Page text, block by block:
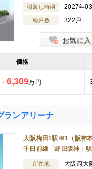
引渡し時期 2027年
総戸数 322戸
お気に
価格
6,309万円
ランアリーナ
大阪梅田1駅※1（阪神
千日前線「野田阪神」
所在地 大阪府大